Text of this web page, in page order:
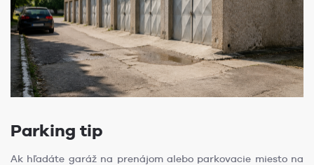
Parking tip
Ak hľadáte garáž na prenájom alebo parkovacie miesto na